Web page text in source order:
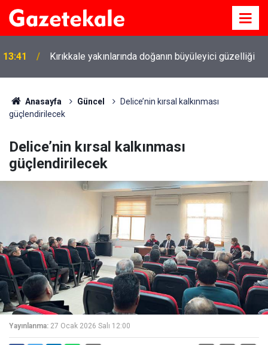
13:41 Kırıkkale yakınlarında doğanın büyüleyici güzelliği
Anasayfa Güncel
Delice’nin kırsal kalkınması
güçlendirilecek
Delice’nin kırsal kalkınması
güçlendirilecek
Yayınlanma: 27 Ocak 2026 Salı 12:00